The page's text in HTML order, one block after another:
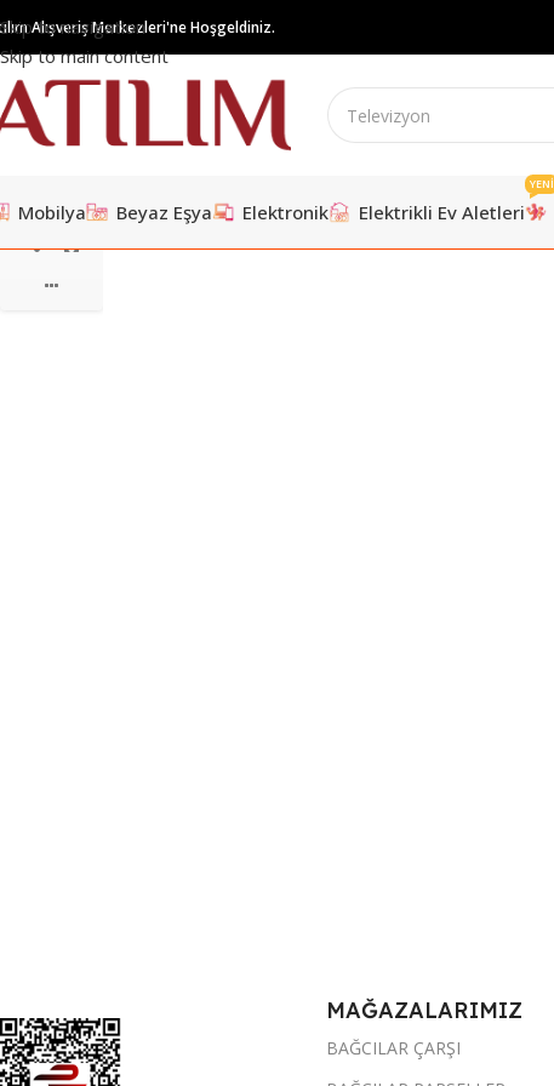
Skip to navigation
Skip to main content
Alışveriş Merkezleri'ne Hoşgeldiniz.
Mobilya Beyaz Eşya Elektronik Elektrikli Ev Aletleri
YENİ
MAĞAZALARIMIZ
BAĞCILAR ÇARŞI